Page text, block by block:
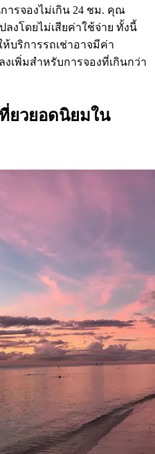
ารจองไม่เกิน 24 ชม. คุณ
ลงโดยไม่เสียค่าใช้จ่าย ทั้งนี้
บริการรถเช่าอาจมีค่า
เพิ่มสำหรับการจองที่เกินกว่า
ยวยอดนิยมใน